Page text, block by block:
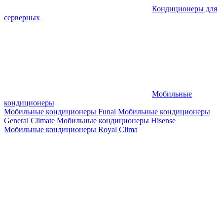
Кондиционеры для
серверных
Мобильные
кондиционеры
Мобильные кондиционеры Funai Мобильные кондиционеры
General Climate Мобильные кондиционеры Hisense
Мобильные кондиционеры Royal Clima